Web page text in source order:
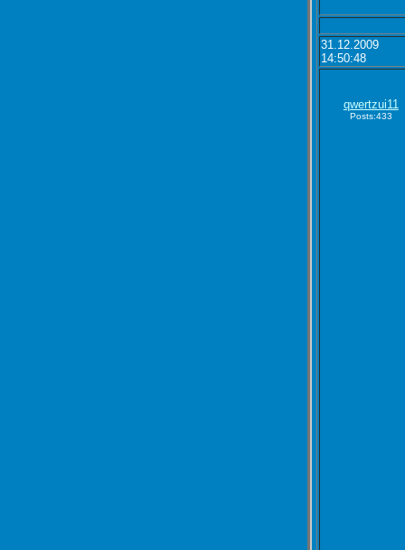
31.12.2009
14:50:48
qwertzui11
Posts:433